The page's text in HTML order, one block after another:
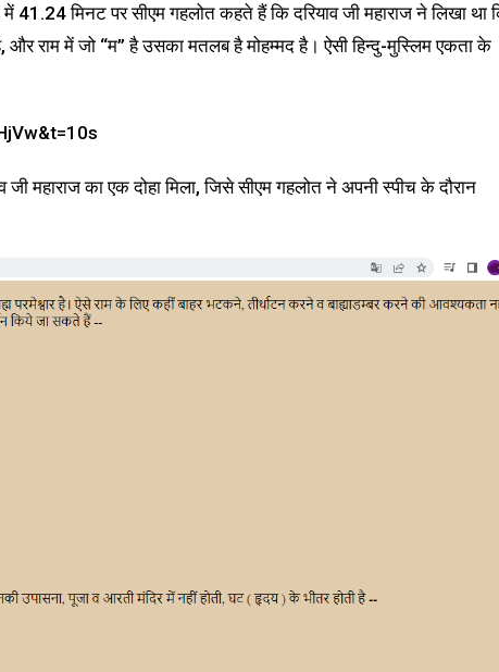
में 41.24 मिनट पर सीएम गहलोत कहते हैं कि दरियाव जी महाराज ने लिखा था
और राम में जो “म” है उसका मतलब है मोहम्मद है। ऐसी हिन्दु-मुस्लिम एकता के
जी महाराज का एक दोहा मिला, जिसे सीएम गहलोत ने अपनी स्पीच के दौरान